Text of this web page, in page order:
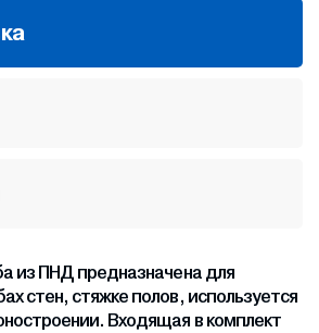
из ПНД предназначена для
стен, стяжке полов, используется
Входящая в комплект